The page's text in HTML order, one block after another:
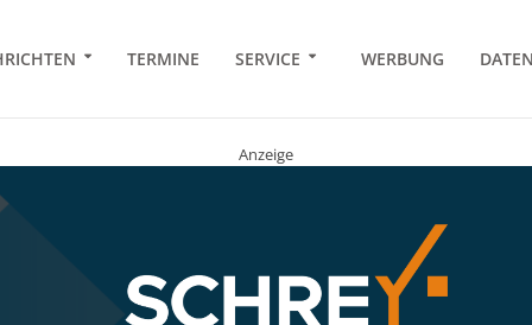
TERMINE SERVICE WERBUNG
Anzeige